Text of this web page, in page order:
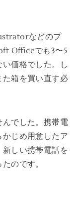
などのプ
Officeでも3〜5
価格でした。し
箱を買い直す必
でした。携帯電
じめ用意したア
しい携帯電話を
のです。